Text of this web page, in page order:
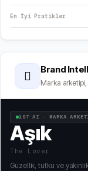
En İyi Pratikler
🫆 Brand
Marka arketipi,
1ST AI · MARKA
Aşık
The Lover
Güzellik, tutku ve